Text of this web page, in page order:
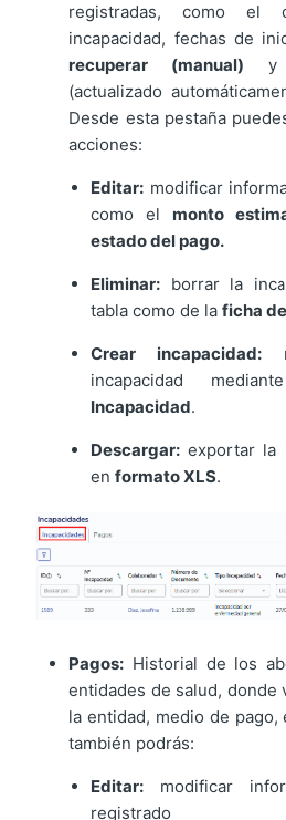
registradas, como el
incapacidad, fechas de
recuperar (manual)
(actualizado
Desde esta pestaña
acciones:
Editar: modificar
como el monto
estado del pago.
Eliminar: borrar la
tabla como de laficha
Crear incapacidad:
incapacidad
Incapacidad.
Descargar: exportar la
enformato XLS.
Pagos: Historial de los
entidades de salud, donde
la entidad, medio de
también podrás:
Editar: modificar
registrado